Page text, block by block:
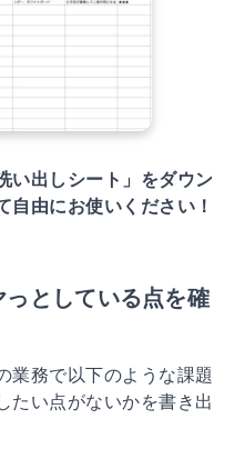
い出しシート」をダウン
自由にお使いください！
としている点を確
業務で以下のような課題
たい点がないかを書き出